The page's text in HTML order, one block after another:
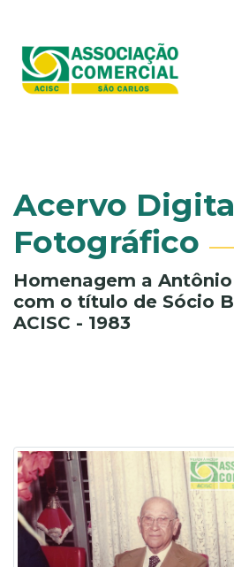
Acervo
Fotográfico
Homenagem a
com o título de Sócio
ACISC - 1983